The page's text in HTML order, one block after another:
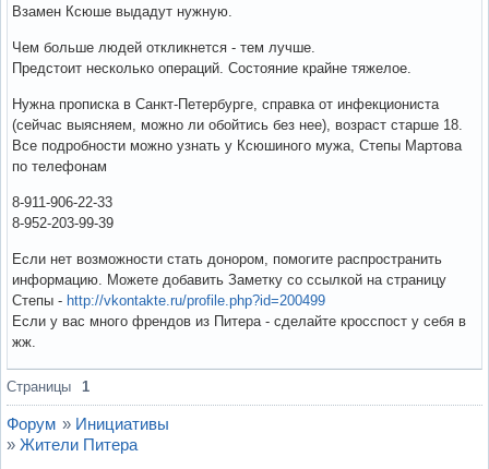
Взамен Ксюше выдадут нужную.
Чем больше людей откликнется - тем лучше.
Предстоит несколько операций. Состояние крайне тяжелое.
Нужна прописка в Санкт-Петербурге, справка от инфекциониста
(сейчас выясняем, можно ли обойтись без нее), возраст старше 18.
Все подробности можно узнать у Ксюшиного мужа, Степы Мартова
по телефонам
8-911-906-22-33
8-952-203-99-39
Если нет возможности стать донором, помогите распространить
информацию. Можете добавить Заметку со ссылкой на страницу
Степы - http://vkontakte.ru/profile.php?id=200499
Если у вас много френдов из Питера - сделайте кросспост у себя в
жж.
Вне форума
Страницы 1
Форум » Инициативы
» Жители Питера